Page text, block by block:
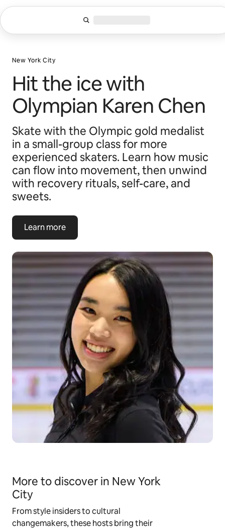
Pular
para
o
conteúdo
New York City
Hit the ice with
Olympian Karen Chen
Skate with the Olympic gold medalist
in a small-group class for more
experienced skaters. Learn how music
can flow into movement, then unwind
with recovery rituals, self-care, and
sweets.
Learn more
More to discover in New York
City
From style insiders to cultural
changemakers, these hosts bring their